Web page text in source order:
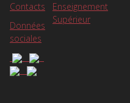
Contacts
Données
sociales
Enseignement
Supérieur